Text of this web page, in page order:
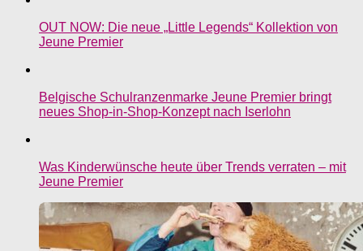
OUT NOW: Die neue „Little Legends“ Kollektion von
Jeune Premier
Belgische Schulranzenmarke Jeune Premier bringt
neues Shop-in-Shop-Konzept nach Iserlohn
Was Kinderwünsche heute über Trends verraten – mit
Jeune Premier